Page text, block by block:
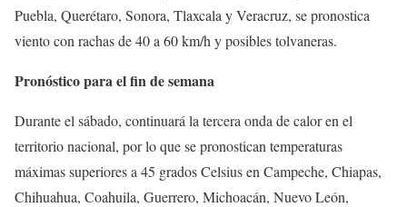
Puebla, Querétaro, Sonora, Tlaxcala y Veracruz, se pronostica
viento con rachas de 40 a 60 km/h y posibles tolvaneras.
Pronóstico para el fin de semana
Durante el sábado, continuará la tercera onda de calor en el
territorio nacional, por lo que se pronostican temperaturas
máximas superiores a 45 grados Celsius en Campeche, Chiapas,
Chihuahua, Coahuila, Guerrero, Michoacán, Nuevo León,